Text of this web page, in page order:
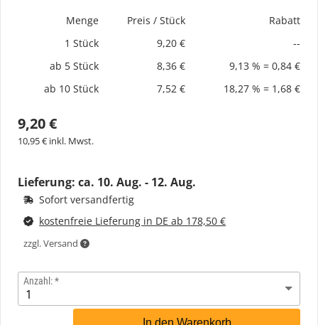
Menge Preis / Stück
Rabatt
1 Stück
9,20 €
--
ab 5 Stück
8,36 €
9,13 % = 0,84 €
ab 10 Stück
7,52 € 18,27 % = 1,68 €
9,20 €
10,95 € inkl. Mwst.
Lieferung: ca. 10. Aug. - 12. Aug.
Sofort versandfertig
kostenfreie Lieferung in DE ab 178,50 €
zzgl. Versand
Anzahl:
In den Warenkorb
Thermotransferetiketten